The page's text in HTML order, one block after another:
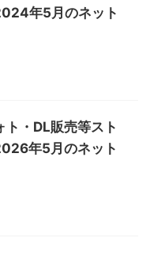
年5月のネット
ト・DL販売等スト
年5月のネット